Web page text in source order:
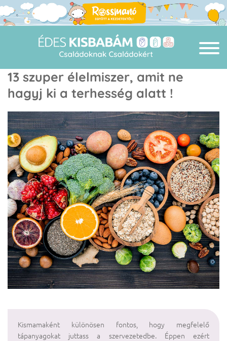
13 szuper élelmiszer, amit ne
hagyj ki a terhesség alatt !
Kismamaként különösen fontos, hogy megfelelő
tápanyagokat juttass a szervezetedbe. Éppen ezért